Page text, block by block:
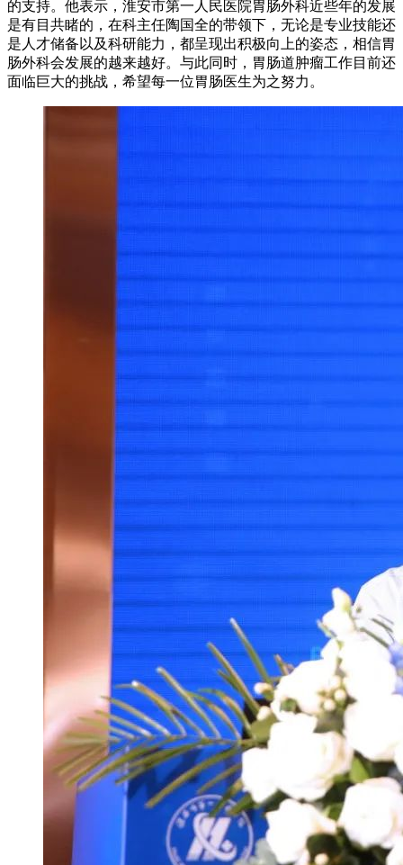
的支持。他表示，淮安市第一人民医院胃肠外科近些年的发展
是有目共睹的，在科主任陶国全的带领下，无论是专业技能还
是人才储备以及科研能力，都呈现出积极向上的姿态，相信胃
肠外科会发展的越来越好。与此同时，胃肠道肿瘤工作目前还
面临巨大的挑战，希望每一位胃肠医生为之努力。